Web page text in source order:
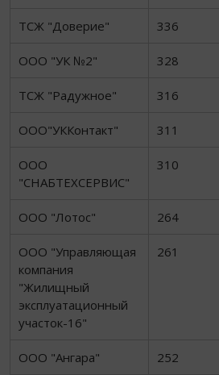
ТСЖ "Доверие" 336
ООО "УК №2" 328
ТСЖ "Радужное" 316
ООО"УККонтакт" 311
ООО
"СНАБТЕХСЕРВИС"
310
ООО "Лотос" 264
ООО "Управляющая
компания
"Жилищный
эксплуатационный
участок-16"
261
ООО "Ангара" 252